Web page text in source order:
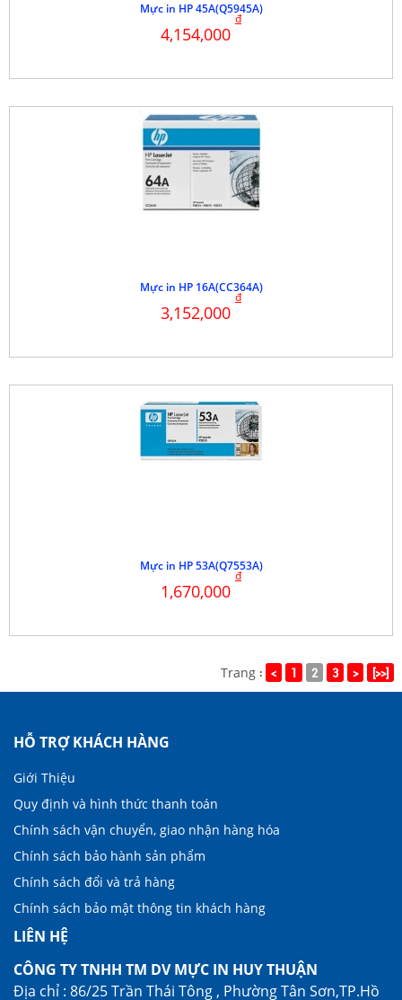
Mực in HP 45A(Q5945A)
4,154,000
đ
Mực in HP 16A(CC364A)
3,152,000
đ
Mực in HP 53A(Q7553A)
1,670,000
đ
Trang: < 1 2 3 > [>>]
HỖ TRỢ KHÁCH HÀNG
Giới Thiệu
Quy định và hình thức thanh toán
Chính sách vận chuyển, giao nhận hàng hóa
Chính sách bảo hành sản phẩm
Chính sách đổi và trả hàng
Chính sách bảo mật thông tin khách hàng
LIÊN HỆ
CÔNG TY TNHH TM DV MỰC IN HUY THUẬN
Địa chỉ : 86/25 Trần Thái Tông , Phường Tân Sơn,TP.Hồ